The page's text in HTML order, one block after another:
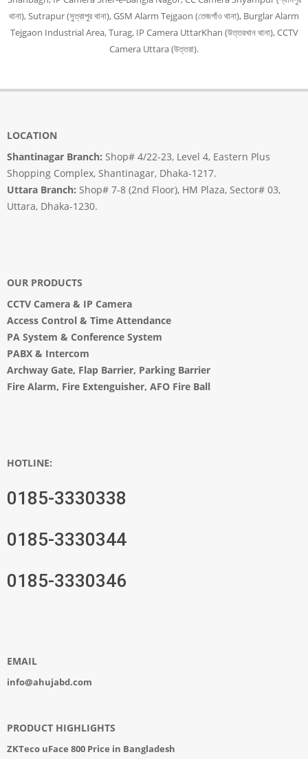
থানা), Sutrapur (সুত্রাপুর থানা), GSM Alarm Tejgaon (তেজগাঁও থানা), Burglar Alarm
Tejgaon Industrial Area, Turag, IP Camera UttarKhan (উত্তরখান থানা), CCTV
Camera Uttara (উত্তরা).
LOCATION
Shantinagar Branch: Shop# 4/22-23, Level 4, Eastern Plus
Shopping Complex, Shantinagar, Dhaka-1217.
Uttara Branch: Shop# 7-8 (2nd Floor), HM Plaza, Sector# 03,
Uttara, Dhaka-1230.
OUR PRODUCTS
CCTV Camera & IP Camera
Access Control & Time Attendance
PA System & Conference System
PABX & Intercom
Archway Gate, Flap Barrier, Parking Barrier
Fire Alarm, Fire Extenguisher, AFO Fire Ball
HOTLINE:
0185-3330338
0185-3330344
0185-3330346
EMAIL
info@ahujabd.com
PRODUCT HIGHLIGHTS
ZKTeco uFace 800 Price in Bangladesh